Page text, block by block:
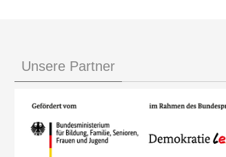
Unsere Partner